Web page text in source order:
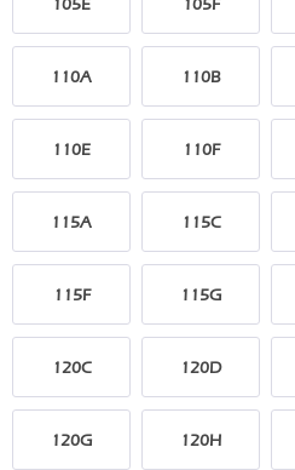
105E 105F
110A 110B
110E 110F
115A 115C
115F 115G
120C 120D
120G 120H